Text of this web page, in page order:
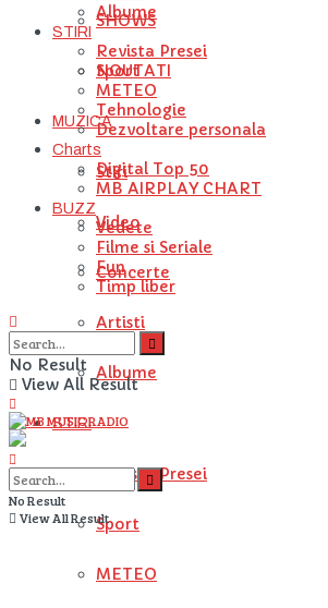
SHOWS
NOUTATI
MUZICA
Stiri
Video
Concerte
Artisti
Albume
STIRI
Revista Presei
Sport
METEO
Albume
STIRI
Revista Presei
Sport
METEO
Tehnologie
Dezvoltare personala
Charts
Digital Top 50
MB AIRPLAY CHART
BUZZ
Vedete
Filme si Seriale
Fun
Timp liber
No Result
View All Result
No Result
View All Result